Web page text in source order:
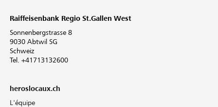
Raiffeisenbank Regio St.Gallen West
Sonnenbergstrasse 8
9030 Abtwil SG
Schweiz
Tel. +41713132600
heroslocaux.ch
L'équipe